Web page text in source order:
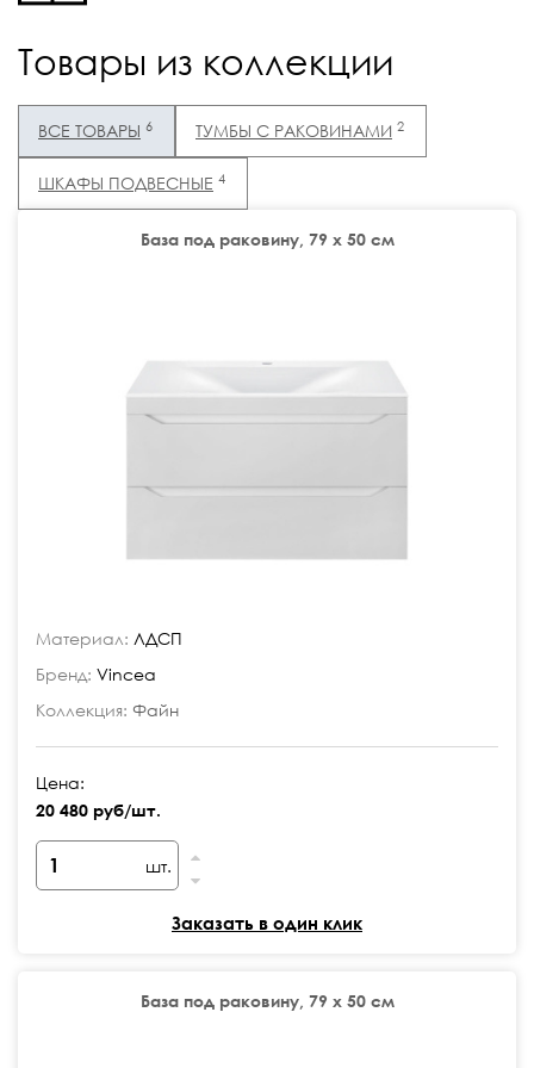
Товары из коллекции
ВСЕ ТОВАРЫ 6 ТУМБЫ С РАКОВИНАМИ 2
ШКАФЫ ПОДВЕСНЫЕ 4
База под раковину, 79 х 50 см
Материал: ЛДСП
Бренд: Vincea
Коллекция: Файн
Цена:
20 480 руб/шт.
шт.
Заказать в один клик
База под раковину, 79 х 50 см